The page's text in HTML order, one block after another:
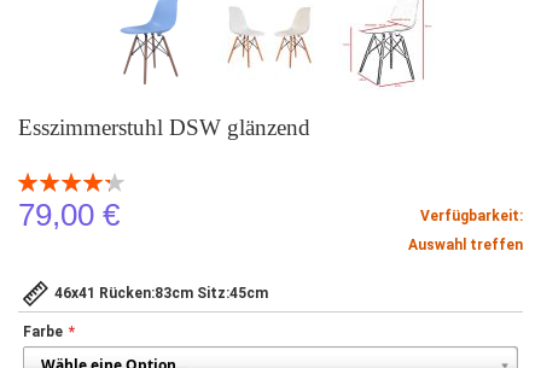
Esszimmerstuhl DSW glänzend
Bewertung:
86
% of100
79,00 €
Verfügbarkeit:
Auswahl treffen
46x41 Rücken:83cm Sitz:45cm
Farbe